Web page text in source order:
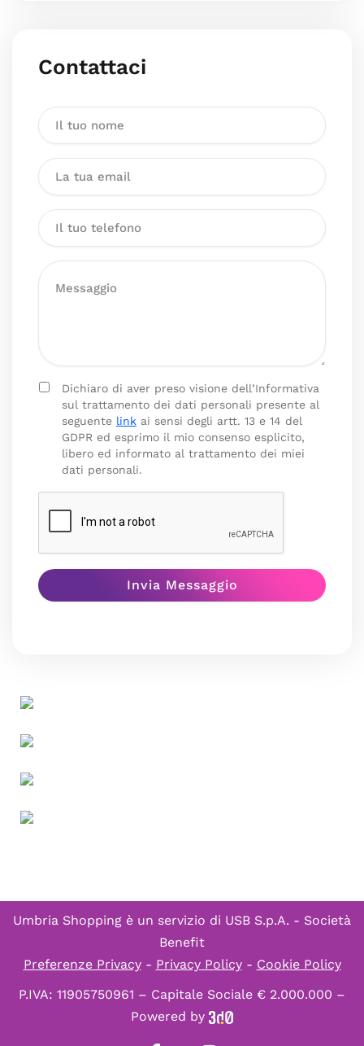
Contattaci
Dichiaro di aver preso visione dell’Informativa
sul trattamento dei dati personali presente al
seguente link ai sensi degli artt. 13 e 14 del
GDPR ed esprimo il mio consenso esplicito,
libero ed informato al trattamento dei miei
dati personali.
Umbria Shopping è un servizio di USB S.p.A. - Società
Benefit
Preferenze Privacy- Privacy Policy- Cookie Policy
P.IVA: 11905750961 – Capitale Sociale € 2.000.000 –
Powered by